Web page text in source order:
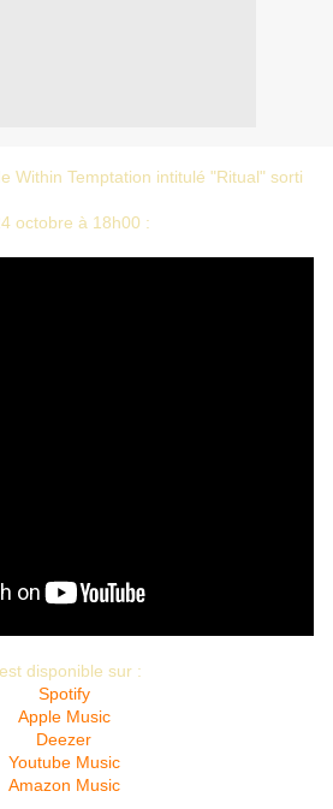
Within Temptation intitulé "Ritual" sorti
octobre à 18h00 :
disponible sur :
Spotify
Apple Music
Deezer
Youtube Music
Amazon Music